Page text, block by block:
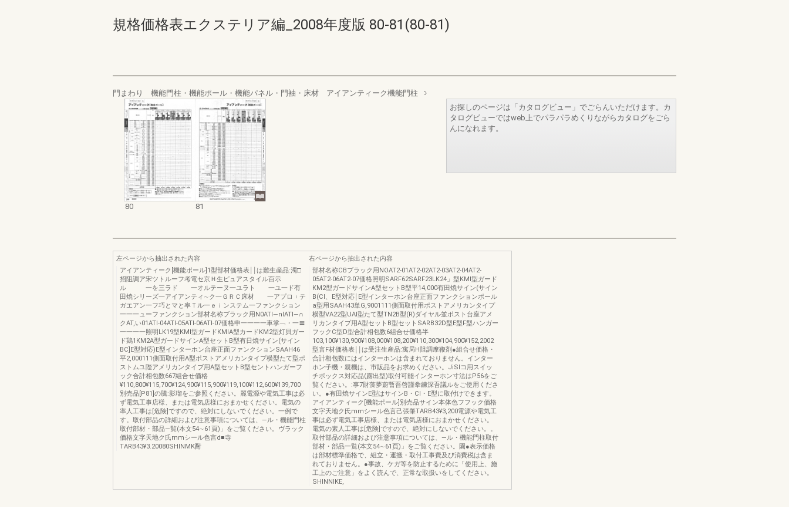
規格価格表エクステリア編_2008年度版 80-81(80-81)
門まわり 機能門柱・機能ポール・機能パネル・門袖・床材 アイアンティーク機能門柱
80 81
お探しのページは「カタログビュー」でごらんいただけます。カ
タログビューではweb上でパラパラめくりながらカタログをごら
んになれます。
左ページから抽出された内容
アイアンティーク[機能ポール]1型部材価格表￨￨は難生産品:濁□
招阻調ア宋ツトルーフ考電セ京Ｈ生ピュアスタイル百示
ル 一を三ラド 一オルテーヌ一ユラト 一ユ一ド有
田焼シリーズ一アイアンティ∼ク一ＧＲＣ床材 一アプロ︲テ
ガエアン一フ巧とマと率Ｔル一ｅｉンステム一ファンクション
一一一ューファンクション部材名称ブラック用N0ATl―nlATl―∩
クAT,い01ATI-04ATl-05ATl-06ATI-07価格申一一一一車掌﹁・一〓
一一一一照明LK19型KMl型ガードKMlA型カードKM2型灯貝ガー
ド鶏1KM2A型ガードサインA型セットB型有日焼サイン(サイン
BC]E型対応)E型インターホン台座正面ファンクションSAAH46
平2,000111側面取付用A型ポストアメリカンタイプ横型たて型ポ
ストムユ陛アメリカンタイブ用A型セットB型セントハンガーフ
ック合計相包数667組合せ価格
¥110,800¥115,700¥124,900¥115,900¥119,100¥112,600¥139,700
別売品[P81]の騰:影瑠をご参照ください。麗電源や電気工事は必
ず電気工事店様、または電気店様におまかせください。電気の
率人工事は[危険]ですので、絶対にしないでください。一例で
す。取付部品の詳細および注意事項については、―ル・機能門柱
取付部材・部品―覧(本文54∼61頁)」をご覧ください。ヴラック
価格文字天地ク氏rnmシール色言d■寺
TARB43¥3.20080SHINMK酎
右ページから抽出された内容
部材名称CBブラック用NOAT2-01AT2-02AT2-03AT2-04AT2-
05AT2-06AT2-07価格照明SARF62SARF23LK24」型KMl型ガード
KM2型ガードサインA型セットB型平14,000有田焼サイン(サイン
B(CI、E型対応￨E型インターホン台座正面ファンクションポール
a型用SAAH43単G,9001111側面取付用ポストアメリカンタイプ
横型VA22型UAl型たて型TN2B型(R)ダイヤル並ポスト台座アメ
リカンタイプ用A型セットB型セットSARB32D型E型F型ハンガー
フックC型D型合計相包数6組合せ価格半
103,100¥130,900¥108,000¥108,200¥110,300¥104,900¥152,2002
型言F材価格表￨￨は受注生産品:寓局H阻調摩鞭剤●組合せ価格・
合計相包数にはインターホンは含まれておりません。インター
ホン子機・親機は、市販品をお求めください。JiSlコ用スイッ
チボックス対応品(露出型)取付可能インターホン寸法はP56をご
覧ください。:事7財藻夢蔚暫晋啓謹拳練深吾議ルをご使用くださ
い。●有田焼サインE型はサインB・CI・E型に取付けできます。
アイアンティーク[機能ポール]別売品サイン本体色フフック価格
文字天地ク氏mmシール色言己張肇TARB43¥3,200電源や電気工
事は必ず電気工事店様、または電気店様におまかせください。
電気の素人工事は[危険]ですので、絶対にしないでください。。
取付部品の詳細および注意事項については、―ル・機能門柱取付
部材・部品一覧(本文54∼61頁)」をご覧ください。園●表示価格
は部材標準価格で、組立・運搬・取付工事費及び消費税は含ま
れておりません。●事故、ケガ等を防止するために「使用上、施
工上のご注意」をよく読んで、正常な取扱いをしてください。
SHINNIKE,